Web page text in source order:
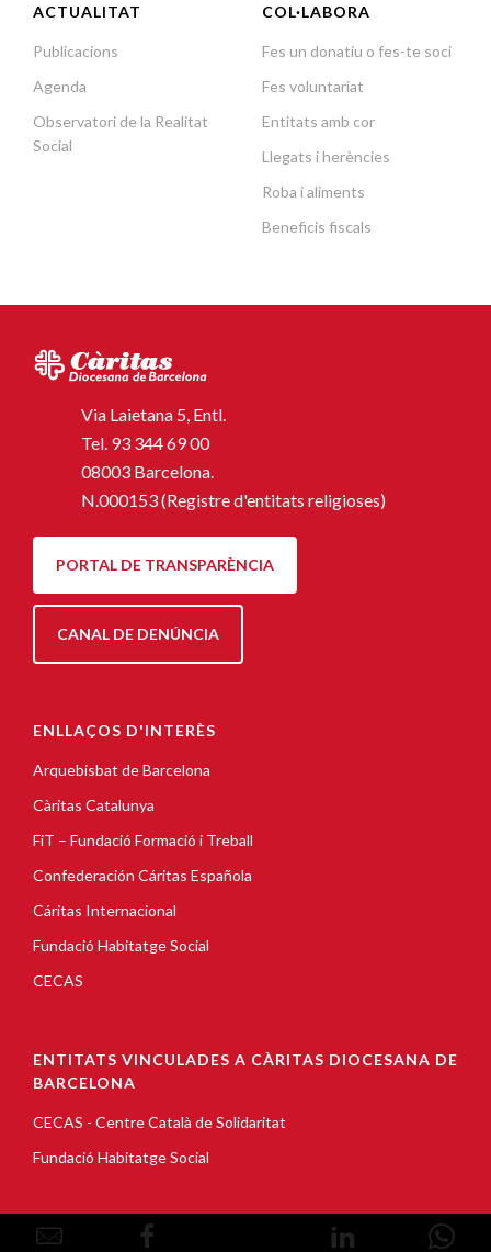
ACTUALITAT
Publicacions
Agenda
Observatori de la Realitat
Social
COL·LABORA
Fes un donatiu o fes-te soci
Fes voluntariat
Entitats amb cor
Llegats i herències
Roba i aliments
Beneficis fiscals
Via Laietana 5, Entl.
Tel. 93 344 69 00
08003 Barcelona.
N.000153 (Registre d'entitats religioses)
PORTAL DE TRANSPARÈNCIA
CANAL DE DENÚNCIA
ENLLAÇOS D'INTERÈS
Arquebisbat de Barcelona
Càritas Catalunya
FiT – Fundació Formació i Treball
Confederación Cáritas Española
Cáritas Internacional
Fundació Habitatge Social
CECAS
ENTITATS VINCULADES A CÀRITAS DIOCESANA DE
BARCELONA
CECAS - Centre Català de Solidaritat
Fundació Habitatge Social